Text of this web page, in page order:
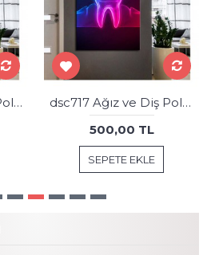
dsc746 Ağız ve Diş Polikliniği, Dişçi Tabloları, Diş Hekimi, Alp Dağları Gravür Tablo
dsc717 Ağız ve Diş Polikliniği, Dişçi Tabloları, Diş Hekimi, Neon Renkler Tablo
500,00 TL
SEPETE EKLE